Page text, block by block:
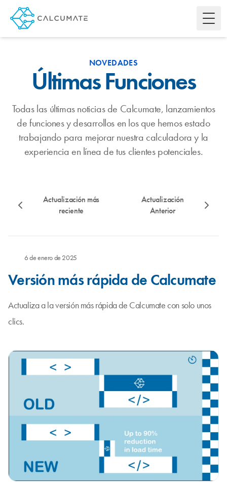
NOVEDADES
Últimas Funciones
Todas las últimas noticias de Calcumate, lanzamientos
de funciones y desarrollos en los que hemos estado
trabajando para mejorar nuestra calculadora y la
experiencia en línea de tus clientes potenciales.
Actualización más
reciente
Actualización
Anterior
6 de enero de 2025
Versión más rápida de Calcumate
Actualiza a la versión más rápida de Calcumate con solo unos
clics.